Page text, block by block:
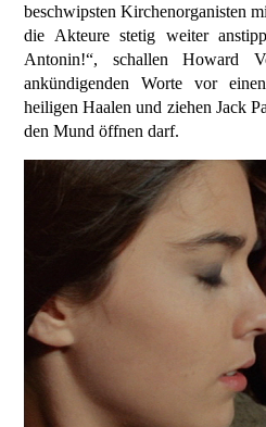
beschwipsten Kirchenorganisten
die Akteure stetig weiter
Antonin!“, schallen Howard
ankündigenden Worte vor
heiligen Haalen und ziehen Jack
den Mund öffnen darf.